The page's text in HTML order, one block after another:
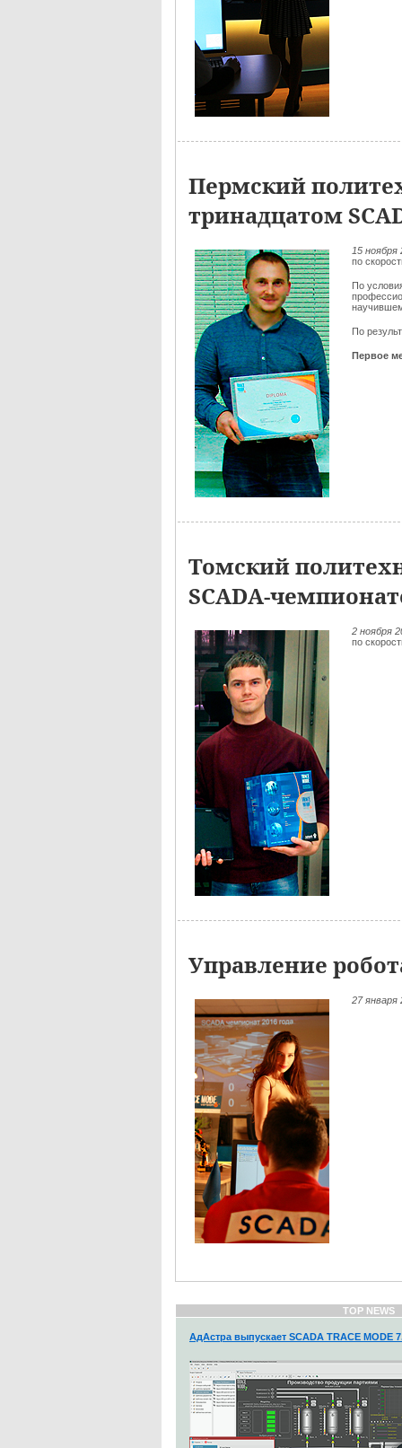
Пермский
тринадцатом
15 ноября
по
По
По
Первое
Томский
SCADA-
2 ноября
по
Управление
27января
TOP NEWS
АдАстра выпускает SCADA TRACE MODE